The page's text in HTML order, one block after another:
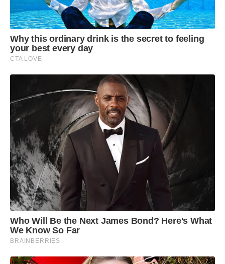
Why this ordinary drink is the secret to feeling
your best every day
CTA LOVE
Who Will Be the Next James Bond? Here's What
We Know So Far
BRAINBERRIES